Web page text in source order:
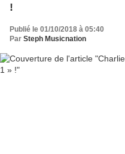
!
Publié le 01/10/2018 à 05:40
Par Steph Musicnation